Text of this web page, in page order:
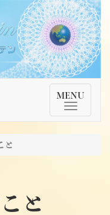
～
TMenu
MENU
と
と